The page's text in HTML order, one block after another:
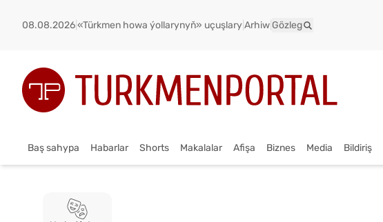
08.08.2026«Türkmen howa ýollarynyň» uçuşlaryArhiw Gözleg
Baş sahypa Habarlar Shorts Makalalar Afişa Biznes Media Bildiriş